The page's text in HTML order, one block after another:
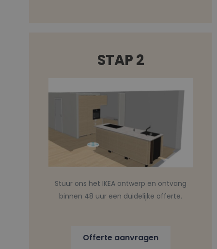
STAP 2
Stuur ons het IKEA ontwerp en ontvang
binnen 48 uur een duidelijke offerte.
Offerte aanvragen